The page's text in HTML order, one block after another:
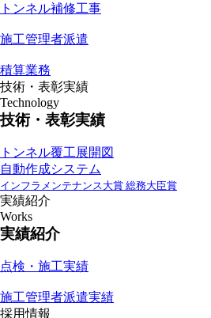
トンネル補修工事
施工管理者派遣
積算業務
技術・表彰実績
Technology
技術・表彰実績
トンネル覆工展開図
自動作成システム
インフラメンテナンス大賞 総務大臣賞
実績紹介
Works
実績紹介
点検・施工実績
施工管理者派遣実績
採用情報